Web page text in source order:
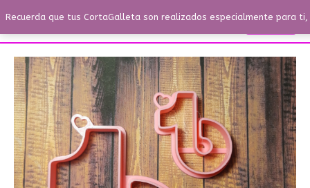
Recuerda que tus CortaGalleta son realizados especialmente para
al
Menú
Menú
Buscar
Tik
-
Tok
de
8,5cm
y
4,5
cm
cantidad